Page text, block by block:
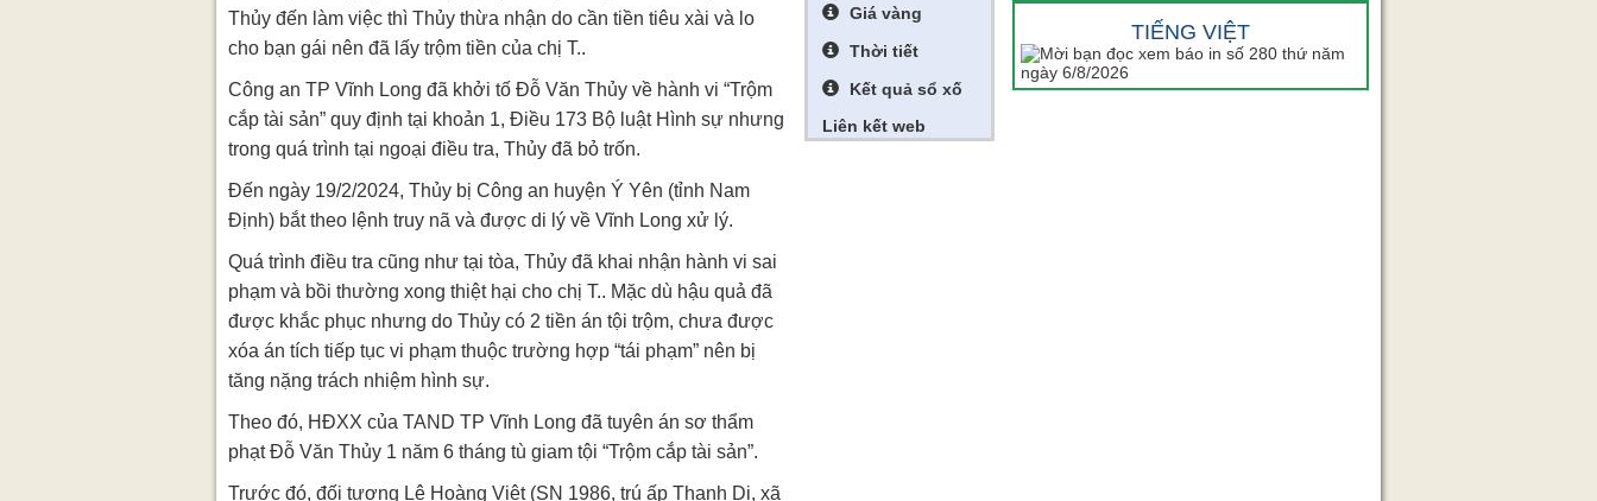
Thủy đến làm việc thì Thủy thừa nhận do cần tiền tiêu xài và lo
cho bạn gái nên đã lấy trộm tiền của chị T..
Công an TP Vĩnh Long đã khởi tố Đỗ Văn Thủy về hành vi “Trộm
cắp tài sản” quy định tại khoản 1, Điều 173 Bộ luật Hình sự nhưng
trong quá trình tại ngoại điều tra, Thủy đã bỏ trốn.
Đến ngày 19/2/2024, Thủy bị Công an huyện Ý Yên (tỉnh Nam
Định) bắt theo lệnh truy nã và được di lý về Vĩnh Long xử lý.
Quá trình điều tra cũng như tại tòa, Thủy đã khai nhận hành vi sai
phạm và bồi thường xong thiệt hại cho chị T.. Mặc dù hậu quả đã
được khắc phục nhưng do Thủy có 2 tiền án tội trộm, chưa được
xóa án tích tiếp tục vi phạm thuộc trường hợp “tái phạm” nên bị
tăng nặng trách nhiệm hình sự.
Theo đó, HĐXX của TAND TP Vĩnh Long đã tuyên án sơ thẩm
phạt Đỗ Văn Thủy 1 năm 6 tháng tù giam tội “Trộm cắp tài sản”.
Trước đó, đối tượng Lê Hoàng Việt (SN 1986, trú ấp Thanh Di, xã
Giá vàng
Thời tiết
Kết quả sổ xố
Liên kết web
TIẾNG VIỆT